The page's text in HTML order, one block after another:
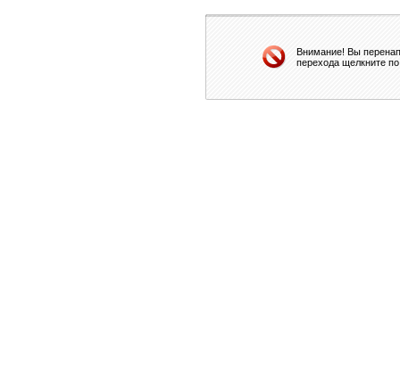
Внимание! Вы
перехода щелкните